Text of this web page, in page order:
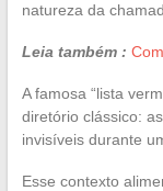
natureza da
Leia também :
A famosa “lista
diretório clássico:
invisíveis durante
Esse contexto